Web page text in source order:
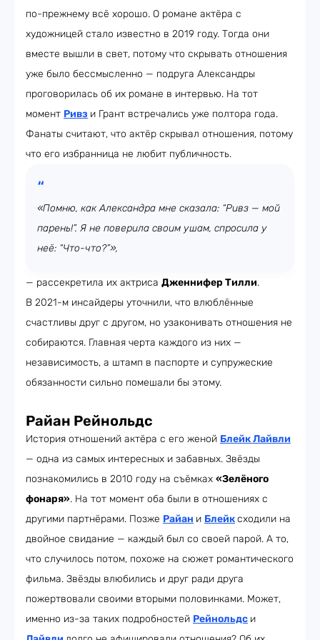
по-прежнему всё хорошо. О романе актёра с
художницей стало известно в 2019 году. Тогда они
вместе вышли в свет, потому что скрывать отношения
уже было бессмысленно — подруга Александры
проговорилась об их романе в интервью. На тот
момент Ривз и Грант встречались уже полтора года.
Фанаты считают, что актёр скрывал отношения, потому
что его избранница не любит публичность.
«Помню, как Александра мне сказала: “Ривз — мой
парень!”. Я не поверила своим ушам, спросила у
неё: “Что-что?”»,
— рассекретила их актриса Дженнифер Тилли.
В 2021-м инсайдеры уточнили, что влюблённые
счастливы друг с другом, но узаконивать отношения не
собираются. Главная черта каждого из них —
независимость, а штамп в паспорте и супружеские
обязанности сильно помешали бы этому.
Райан Рейнольдс
История отношений актёра с его женой Блейк Лайвли
— одна из самых интересных и забавных. Звёзды
познакомились в 2010 году на съёмках «Зелёного
фонаря». На тот момент оба были в отношениях с
другими партнёрами. Позже Райан и Блейксходили на
двойное свидание — каждый был со своей парой. А то,
что случилось потом, похоже на сюжет романтического
фильма. Звёзды влюбились и друг ради друга
пожертвовали своими вторыми половинками. Может,
именно из-за таких подробностей Рейнольдс и